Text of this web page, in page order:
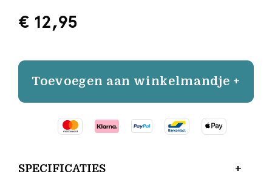
€ 12,95
Toevoegen aan winkelmandje +
SPECIFICATIES